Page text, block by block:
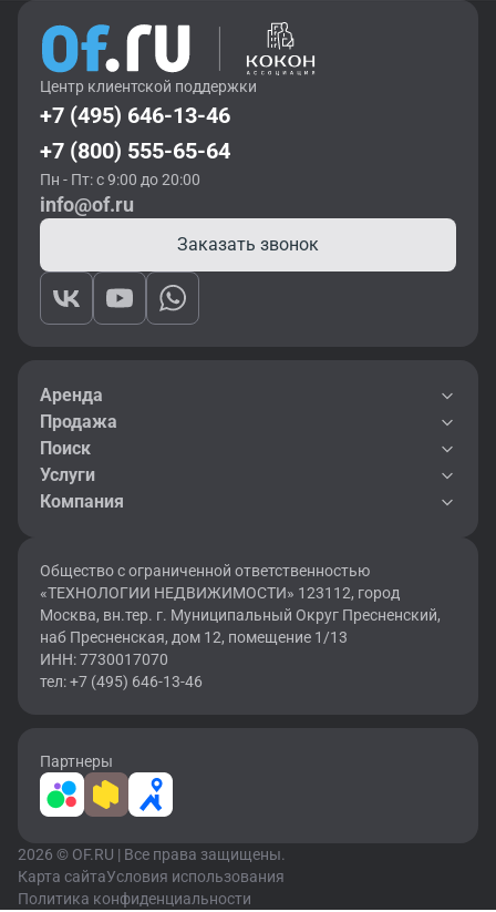
Центр клиентской поддержки
+7 (495) 646-13-46
+7 (800) 555-65-64
Пн - Пт: с 9:00 до 20:00
info@of.ru
Заказать звонок
Аренда
Продажа
Поиск
Услуги
Компания
Общество с ограниченной ответственностью
«ТЕХНОЛОГИИ НЕДВИЖИМОСТИ» 123112, город
Москва, вн.тер. г. Муниципальный Округ Пресненский,
наб Пресненская, дом 12, помещение 1/13
ИНН: 7730017070
тел: +7 (495) 646-13-46
Партнеры
2026 © OF.RU | Все права защищены.
Карта сайтаУсловия использования
Политика конфиденциальности